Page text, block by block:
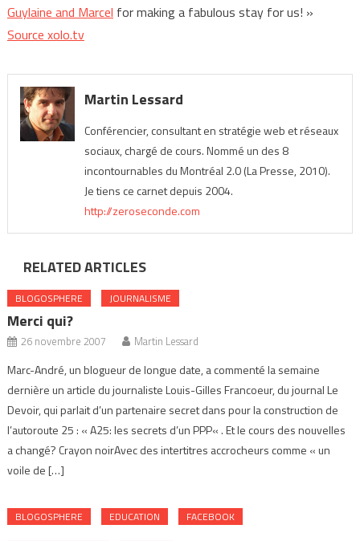
Guylaine and Marcel for making a fabulous stay for us! »
Source xolo.tv
Martin Lessard
Conférencier, consultant en stratégie web et réseaux
sociaux, chargé de cours. Nommé un des 8
incontournables du Montréal 2.0 (La Presse, 2010).
Je tiens ce carnet depuis 2004.
http://zeroseconde.com
RELATED ARTICLES
BLOGOSPHERE JOURNALISME
Merci qui?
26 novembre 2007 Martin Lessard
Marc-André, un blogueur de longue date, a commenté la semaine
dernière un article du journaliste Louis-Gilles Francoeur, du journal Le
Devoir, qui parlait d’un partenaire secret dans pour la construction de
l’autoroute 25 : « A25: les secrets d’un PPP« . Et le cours des nouvelles
a changé? Crayon noirAvec des intertitres accrocheurs comme « un
voile de […]
BLOGOSPHERE EDUCATION FACEBOOK